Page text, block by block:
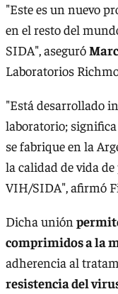
"Este es un nuevo
en el resto del
SIDA", aseguró
Laboratorios
"Está desarrollado
laboratorio;
se fabrique en la
la calidad de vida
VIH/SIDA", afirmó
Dicha unión
comprimidos a la
adherencia al
resistencia del